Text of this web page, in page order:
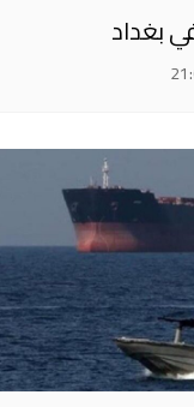
بغداد